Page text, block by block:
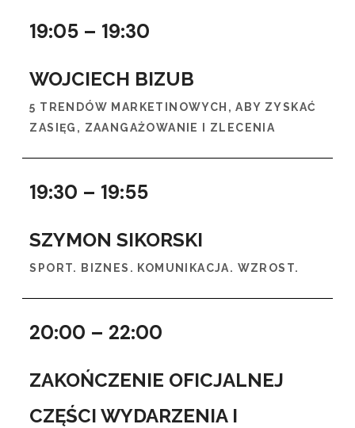
19:05 – 19:30
WOJCIECH BIZUB
5 TRENDÓW MARKETINOWYCH, ABY ZYSKAĆ
ZASIĘG, ZAANGAŻOWANIE I ZLECENIA
19:30 – 19:55
SZYMON SIKORSKI
SPORT. BIZNES. KOMUNIKACJA. WZROST.
20:00 – 22:00
ZAKOŃCZENIE OFICJALNEJ
CZĘŚCI WYDARZENIA I